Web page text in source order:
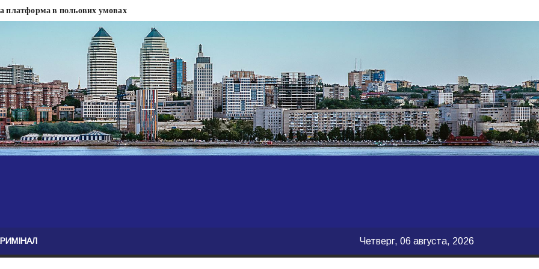
платформа в польових умовах
міськради Дніпра — ЗМІ
нелегального бізнесу, збагатився під час війни — ЗМІ
записали звернення про ситуацію на фронті
Безугла закликає валити Сирського
моду
керівництва армії
Четверг, 06 августа, 2026